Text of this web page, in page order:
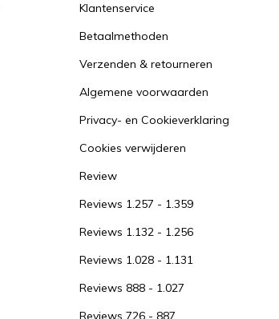
Klantenservice
Betaalmethoden
Verzenden & retourneren
Algemene voorwaarden
Privacy- en Cookieverklaring
Cookies verwijderen
Review
Reviews 1.257 - 1.359
Reviews 1.132 - 1.256
Reviews 1.028 - 1.131
Reviews 888 - 1.027
Reviews 726 - 887